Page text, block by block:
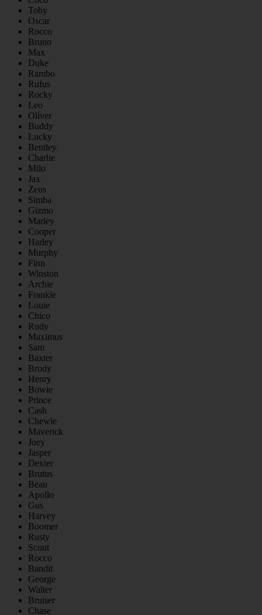
Toby
Oscar
Rocco
Bruno
Max
Duke
Rambo
Rufus
Rocky
Leo
Oliver
Buddy
Lucky
Bentley
Charlie
Milo
Jax
Zeus
Simba
Gizmo
Marley
Cooper
Harley
Murphy
Finn
Winston
Archie
Frankie
Louie
Chico
Rudy
Maximus
Sam
Baxter
Brody
Henry
Bowie
Prince
Cash
Chewie
Maverick
Joey
Jasper
Dexter
Brutus
Beau
Apollo
Gus
Harvey
Boomer
Rusty
Scout
Rocco
Bandit
George
Walter
Bruiser
Chase